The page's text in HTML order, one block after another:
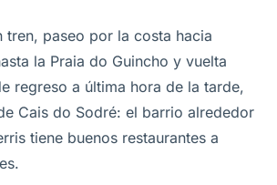
tren, paseo por la costa hacia
la Praia do Guincho y vuelta
regreso a última hora de la tarde,
Cais do Sodré: el barrio alrededor
tiene buenos restaurantes a